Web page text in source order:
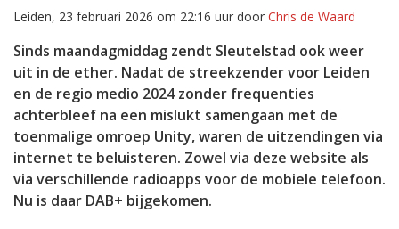
Leiden, 23 februari 2026 om 22:16 uur door Chris de Waard
Sinds maandagmiddag zendt Sleutelstad ook weer
uit in de ether. Nadat de streekzender voor Leiden
en de regio medio 2024 zonder frequenties
achterbleef na een mislukt samengaan met de
toenmalige omroep Unity, waren de uitzendingen via
internet te beluisteren. Zowel via deze website als
via verschillende radioapps voor de mobiele telefoon.
Nu is daar DAB+ bijgekomen.